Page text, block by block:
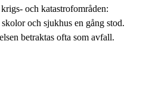
och katastrofområden:
och sjukhus en gång stod.
betraktas ofta som avfall.